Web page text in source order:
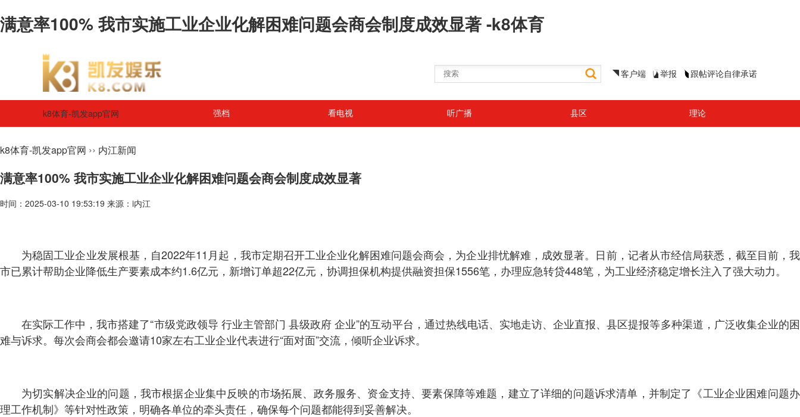
满意率100% 我市实施工业企业化解困难问题会商会制度成效显著 -k8体育
客户端 举报 跟帖评论自律承诺
k8体育-凯发app官网 强档 看电视 听广播 县区 理论
k8体育-凯发app官网 ›› 内江新闻
满意率100% 我市实施工业企业化解困难问题会商会制度成效显著
时间：2025-03-10 19:53:19 来源：i内江
为稳固工业企业发展根基，自2022年11月起，我市定期召开工业企业化解困难问题会商会，为企业排忧解难，成效显著。日前，记者从市经信局获悉，截至目前，我
市已累计帮助企业降低生产要素成本约1.6亿元，新增订单超22亿元，协调担保机构提供融资担保1556笔，办理应急转贷448笔，为工业经济稳定增长注入了强大动力。
在实际工作中，我市搭建了“市级党政领导 行业主管部门 县级政府 企业”的互动平台，通过热线电话、实地走访、企业直报、县区提报等多种渠道，广泛收集企业的困
难与诉求。每次会商会都会邀请10家左右工业企业代表进行“面对面”交流，倾听企业诉求。
为切实解决企业的问题，我市根据企业集中反映的市场拓展、政务服务、资金支持、要素保障等难题，建立了详细的问题诉求清单，并制定了《工业企业困难问题办
理工作机制》等针对性政策，明确各单位的牵头责任，确保每个问题都能得到妥善解决。